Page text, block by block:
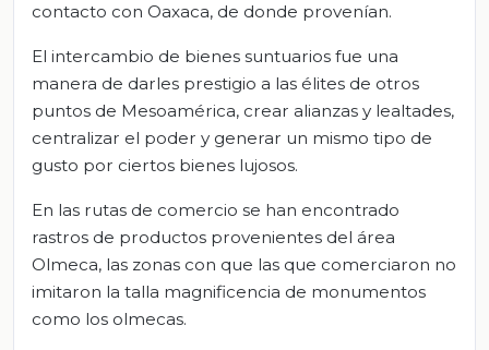
contacto con Oaxaca, de donde provenían.
El intercambio de bienes suntuarios fue una
manera de darles prestigio a las élites de otros
puntos de Mesoamérica, crear alianzas y lealtades,
centralizar el poder y generar un mismo tipo de
gusto por ciertos bienes lujosos.
En las rutas de comercio se han encontrado
rastros de productos provenientes del área
Olmeca, las zonas con que las que comerciaron no
imitaron la talla magnificencia de monumentos
como los olmecas.